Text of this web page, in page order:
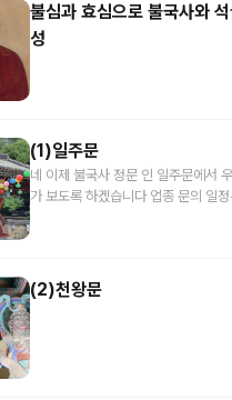
불심과 효심으로 불국사와
성
(1)일주문
네 이제 불국사 정문 인 일주문에서
가 보도록 하겠습니다 업종 문의 일
실수가 있습니다 내가 열정은 지난번
마음으로 보철 진료를 향해 가는 그런
(2)천왕문